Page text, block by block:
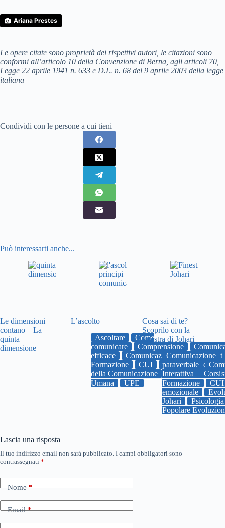
Ariana Prestes
Le opere citate sono proprietà dei rispettivi autori, le citazioni sono
conformi all’articolo 10 della Convenzione di Berna, agli articoli 70,
Legge 22 aprile 1941 n. 633 e D.L. n. 68 del 9 aprile 2003 della legge
italiana
Condividi con le persone a cui tieni
Può interessarti anche...
Le dimensioni
contano – La
quinta
dimensione
L’ascolto
Ascoltare
Come
comunicare
Comprensione
efficace
Comunicazione Umana
Formazione
CUI Emozioni
della Comunicazione
uniupe
Umana
UPE
Cosa sai di te?
Scoprilo con la
finestra di Johari
Comunicazione
paraverbale
Interattiva
Corsi
Formazione
CUI
emozionale
Johari
Psicologia
Popolare
Lascia una risposta
Il tuo indirizzo email non sarà pubblicato. I campi obbligatori sono
contrassegnati *
Nome*
Email*